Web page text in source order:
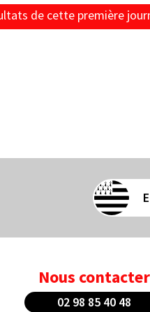
de cette première
Nous contacter
02 98 85 40 48